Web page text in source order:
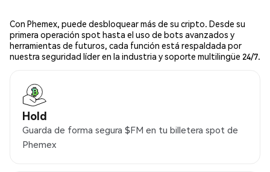
Con Phemex, puede desbloquear más de su cripto. Desde su
primera operación spot hasta el uso de bots avanzados y
herramientas de futuros, cada función está respaldada por
nuestra seguridad líder en la industria y soporte multilingüe 24/7.
Hold
Guarda de forma segura $FM en tu billetera spot de
Phemex